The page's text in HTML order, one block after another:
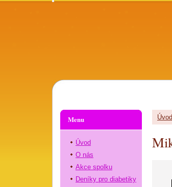
Úvod
Menu
Úvod
O nás
Akce spolku
Deníky pro diabetiky